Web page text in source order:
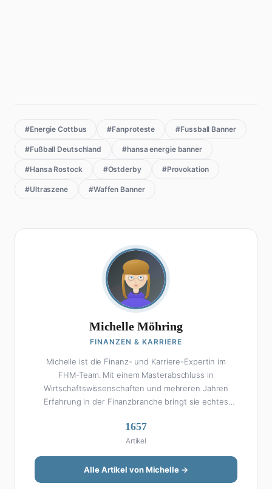
#Energie Cottbus #Fanproteste #Fussball Banner
#Fußball Deutschland #hansa energie banner
#Hansa Rostock #Ostderby #Provokation
#Ultraszene #Waffen Banner
Michelle Möhring
FINANZEN & KARRIERE
Michelle ist die Finanz- und Karriere-Expertin im
FHM-Team. Mit einem Masterabschluss in
Wirtschaftswissenschaften und mehreren Jahren
Erfahrung in der Finanzbranche bringt sie echtes
Michelle klingt Altersvorsorge nicht wie eine
Steuererklärung. Ihre Stärke liegt darin, komplexe
Finanzthemen so aufzubereiten, dass sie jeder
versteht – ohne Fachchinesisch, dafür mit konkreten
Tipps zum Umsetzen. Von ETF-Strategien über
1657
Artikel
Alle Artikel von Michelle →